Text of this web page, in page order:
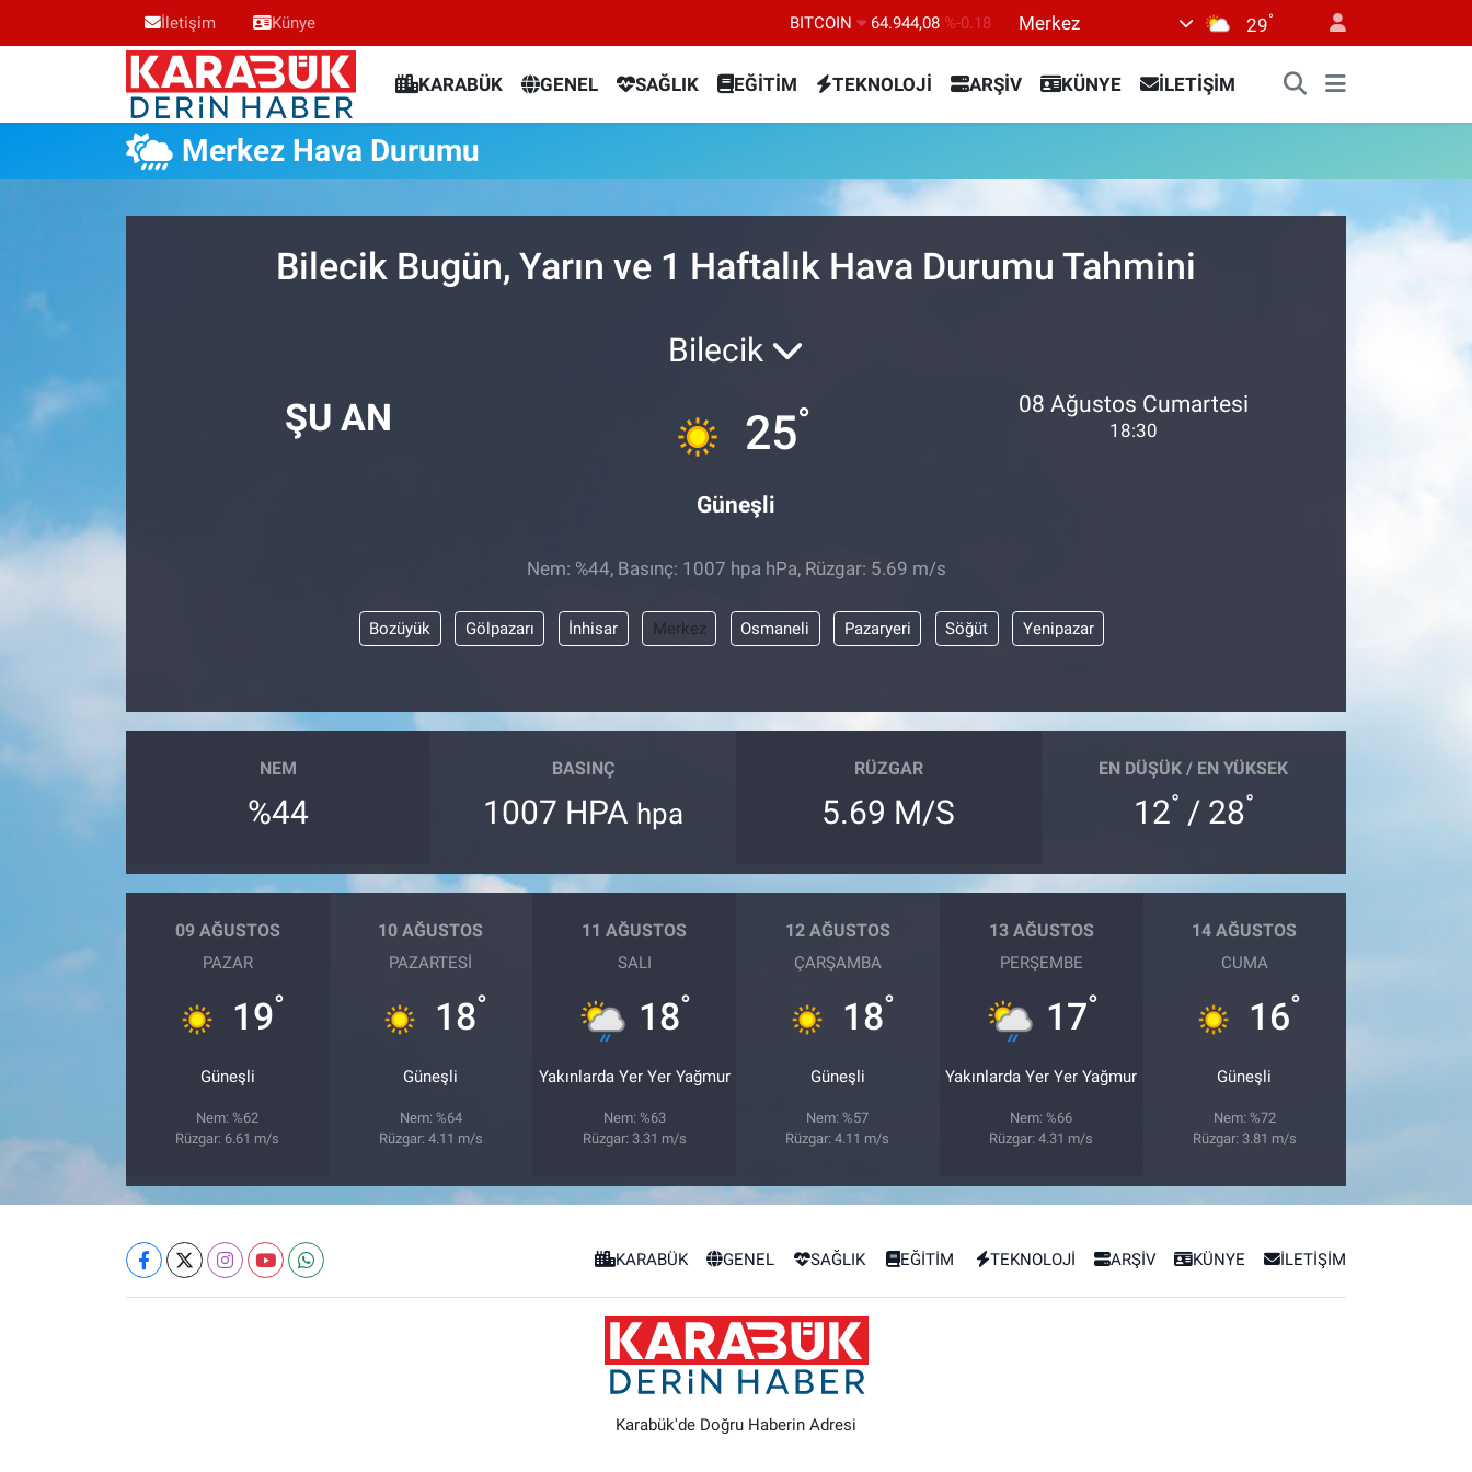
İletişim Künye BITCOIN 64.944,08 %-0.18
GRAM ALTIN
6660.55 %0.03
BİST100
13.779 %-14
Merkez 29°
KARABÜK GENEL SAĞLIK EĞİTİM TEKNOLOJİ ARŞİV KÜNYE İLETİŞİM
Merkez Hava Durumu
Bilecik Bugün, Yarın ve 1 Haftalık Hava Durumu Tahmini
ŞU AN
Bilecik
25°
Güneşli
08 Ağustos Cumartesi
18:30
Nem: %44, Basınç: 1007 hpa hPa, Rüzgar: 5.69 m/s
Bozüyük Gölpazarı İnhisar Merkez Osmaneli Pazaryeri Söğüt Yenipazar
NEM
%44
BASINÇ
1007 HPA hpa
RÜZGAR
5.69 M/S
EN DÜŞÜK / EN YÜKSEK
12° / 28°
09 AĞUSTOS
PAZAR
19°
Güneşli
Nem: %62
Rüzgar: 6.61 m/s
10 AĞUSTOS
PAZARTESI
18°
Güneşli
Nem: %64
Rüzgar: 4.11 m/s
11 AĞUSTOS
SALI
18°
Yakınlarda Yer Yer Yağmur
Nem: %63
Rüzgar: 3.31 m/s
12 AĞUSTOS
ÇARŞAMBA
18°
Güneşli
Nem: %57
Rüzgar: 4.11 m/s
13 AĞUSTOS
PERŞEMBE
17°
Yakınlarda Yer Yer Yağmur
Nem: %66
Rüzgar: 4.31 m/s
14 AĞUSTOS
CUMA
16°
Güneşli
Nem: %72
Rüzgar: 3.81 m/s
KARABÜK GENEL SAĞLIK EĞİTİM TEKNOLOJİ ARŞİV KÜNYE İLETİŞİM
Karabük'de Doğru Haberin Adresi
Karabük Nöbetçi Eczaneler
Karabük Hava Durumu
Süper Lig Puan Durumu ve Fikstür
Haber Arşivi